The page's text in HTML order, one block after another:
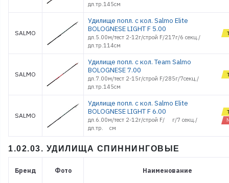
дл.тр.145см
SALMO
Удилище попл. с кол. Salmo Elite
BOLOGNESE LIGHT F 5.00
дл.5.00м/тест 2-12г/строй F/217г/6 секц./
дл.тр.114см
SALMO
Удилище попл. с кол. Team Salmo
BOLOGNESE 7.00
дл.7.00м/тест 2-15г/строй F/285г/7секц./
дл.тр.145см
SALMO
Удилище попл. с кол. Salmo Elite
BOLOGNESE LIGHT F 6.00
дл.6.00м/тест 2-12г/строй F/ г/7 секц./
дл.тр. см
1.02.03. УДИЛИЩА СПИННИНГОВЫЕ
Бренд Фото Наименование